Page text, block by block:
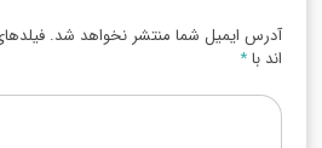
آدرس ایمیل شما منتشر نخواهد شد.
اند با*